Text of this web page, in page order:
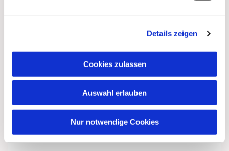
Details zeigen
Cookies zulassen
Auswahl erlauben
Nur notwendige Cookies